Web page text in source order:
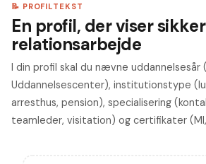
📝 PROFILTEKST
En profil, der viser
relationsarbejde
I din profil skal du nævne uddannelsesår
Uddannelsescenter), institutionstype
arresthus, pension), specialisering
teamleder, visitation) og certifikater